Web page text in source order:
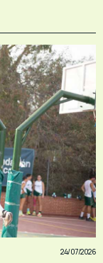
24/07/2026